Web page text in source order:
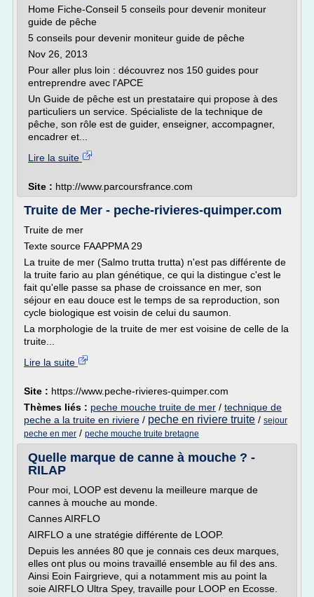
Home Fiche-Conseil 5 conseils pour devenir moniteur
guide de pêche
5 conseils pour devenir moniteur guide de pêche
Nov 26, 2013
Pour aller plus loin : découvrez nos 150 guides pour
entreprendre avec l'APCE
Un Guide de pêche est un prestataire qui propose à des
particuliers un service. Spécialiste de la technique de
pêche, son rôle est de guider, enseigner, accompagner,
encadrer et...
Lire la suite
Site : http://www.parcoursfrance.com
Truite de Mer - peche-rivieres-quimper.com
Truite de mer
Texte source FAAPPMA 29
La truite de mer (Salmo trutta trutta) n'est pas différente de
la truite fario au plan génétique, ce qui la distingue c'est le
fait qu'elle passe sa phase de croissance en mer, son
séjour en eau douce est le temps de sa reproduction, son
cycle biologique est voisin de celui du saumon.
La morphologie de la truite de mer est voisine de celle de la
truite...
Lire la suite
Site : https://www.peche-rivieres-quimper.com
Thèmes liés : peche mouche truite de mer / technique de
peche a la truite en riviere / peche en riviere truite / sejour
peche en mer / peche mouche truite bretagne
Quelle marque de canne à mouche ? -
RILAP
Pour moi, LOOP est devenu la meilleure marque de
cannes à mouche au monde.
Cannes AIRFLO
AIRFLO a une stratégie différente de LOOP.
Depuis les années 80 que je connais ces deux marques,
elles ont plus ou moins travaillé ensemble au fil des ans.
Ainsi Eoin Fairgrieve, qui a notamment mis au point la
soie AIRFLO Ultra Spey, travaille pour LOOP en Ecosse.